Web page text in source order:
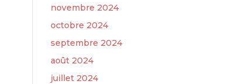
novembre 2024
octobre 2024
septembre 2024
août 2024
juillet 2024